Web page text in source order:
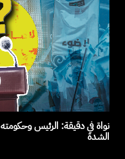
نواة في دقيقة: الرئيس
الشدة